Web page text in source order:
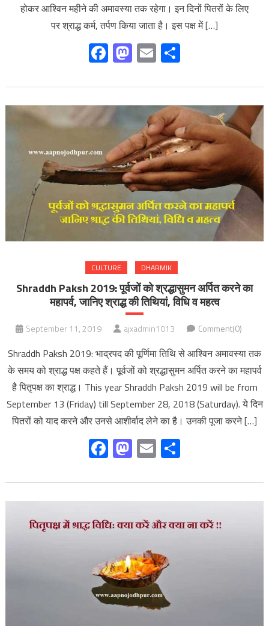
होकर आश्विन महीने की अमावस्या तक रहेगा। इन दिनों पितरों के लिए
पर श्राद्ध कर्म, तर्पण किया जाता है। इस पक्ष में […]
Facebook
Mastodon
Email
CULTURE DHARMIK
Shraddh Paksh 2019: पूर्वजों को श्रद्धासुमन अर्पित करने का
महापर्व, जानिए श्राद्ध की तिथियां, विधि व महत्व
September 11, 2019 ajxadmin1013 Comment(0)
Shraddh Paksh 2019: भाद्रपद की पूर्णिमा तिथि से आश्विन अमावस्या तक
के समय को श्राद्ध पक्ष कहते हैं। पूर्वजों को श्रद्धासुमन अर्पित करने का महापर्व
है पितृपक्ष का श्राद्ध। This year Shraddh Paksh 2019 will be from
September 13 (Friday) till September 28, 2018 (Saturday). ये दिन
पितरों को याद करने और उनसे आशीर्वाद लेने का है। उनकी पूजा करने […]
Facebook
Mastodon
Email